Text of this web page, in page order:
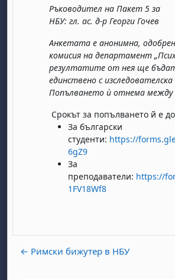
Ръководител на Пакет 5 за
НБУ: гл. ас. д-р Георги Гочев
Анкетата е анонимна,
комисия на департамент
резултатите от нея ще
единствено с изследователска
Попълването ѝ отнема между
Срокът за попълването й е
За български
студенти: https://
6gZ9
За
преподаватели: https://
1FV18Wf8
← Римски бижутер в НБУ
7 août
samedi 8 août
dimanche 9 août
14 août
samedi 15 août
dimanche 16 août
21 août
samedi 22 août
dimanche 23 août
28 août
samedi 29 août
dimanche 30 août